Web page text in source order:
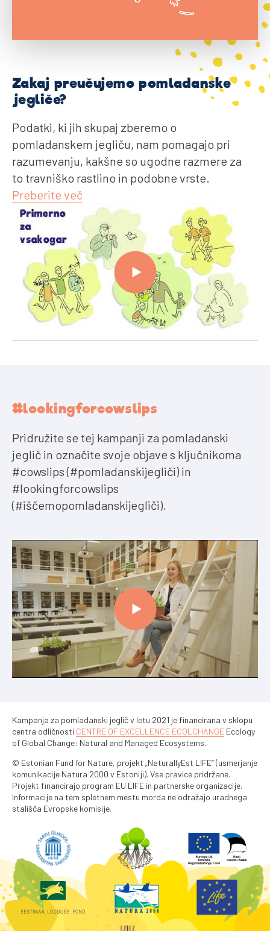
Zakaj preučujemo pomladanske
jegliče?
Podatki, ki jih skupaj zberemo o
pomladanskem jegliču, nam pomagajo pri
razumevanju, kakšne so ugodne razmere za
to travniško rastlino in podobne vrste.
Preberite več
#lookingforcowslips
Pridružite se tej kampanji za pomladanski
jeglič in označite svoje objave s ključnikoma
#cowslips (#pomladanskijegliči) in
#lookingforcowslips
(#iščemopomladanskijegliči).
Kampanja za pomladanski jeglič v letu 2021 je financirana v sklopu
centra odličnosti CENTRE OF EXCELLENCE ECOLCHANGE Ecology
of Global Change: Natural and Managed Ecosystems.
© Estonian Fund for Nature, projekt „NaturallyEst LIFE“ (usmerjanje
komunikacije Natura 2000 v Estoniji). Vse pravice pridržane.
Projekt financirajo program EU LIFE in partnerske organizacije.
Informacije na tem spletnem mestu morda ne odražajo uradnega
stališča Evropske komisije.